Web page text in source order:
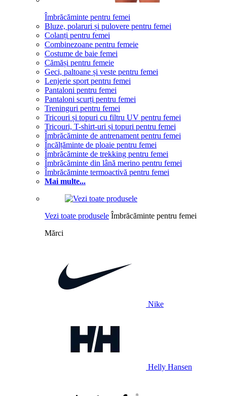
Îmbrăcăminte pentru femei
Bluze, polaruri și pulovere pentru femei
Colanți pentru femei
Combinezoane pentru femeie
Costume de baie femei
Cămăși pentru femeie
Geci, paltoane și veste pentru femei
Lenjerie sport pentru femei
Pantaloni pentru femei
Pantaloni scurți pentru femei
Treninguri pentru femei
Tricouri și topuri cu filtru UV pentru femei
Tricouri, T-shirt-uri și topuri pentru femei
Îmbrăcăminte de antrenament pentru femei
Încălțăminte de ploaie pentru femei
Îmbrăcăminte de trekking pentru femei
Îmbrăcăminte din lână merino pentru femei
Îmbrăcăminte termoactivă pentru femei
Mai multe...
Vezi toate produsele Îmbrăcăminte pentru femei
Mărci
Nike
Helly Hansen